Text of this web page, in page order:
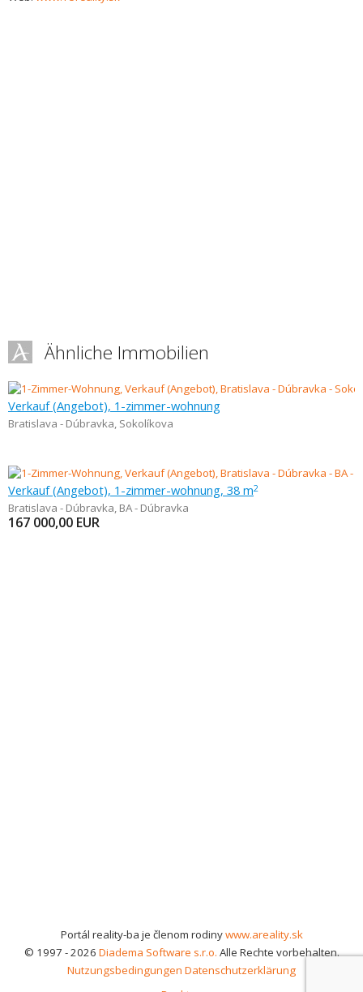
Ähnliche Immobilien
Verkauf (Angebot), 1-zimmer-wohnung
Bratislava - Dúbravka, Sokolíkova
Verkauf (Angebot), 1-zimmer-wohnung, 38 m2
Bratislava - Dúbravka, BA - Dúbravka
167 000,00 EUR
Portál reality-ba je členom rodinywww.areality.sk
© 1997 - 2026 Diadema Software s.r.o. Alle Rechte vorbehalten.
Nutzungsbedingungen Datenschutzerklärung